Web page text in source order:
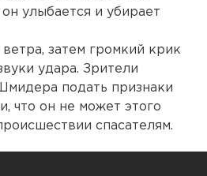
улыбается и убирает
затем громкий крик
удара. Зрители
подать признаки
что он не может этого
спасателям.